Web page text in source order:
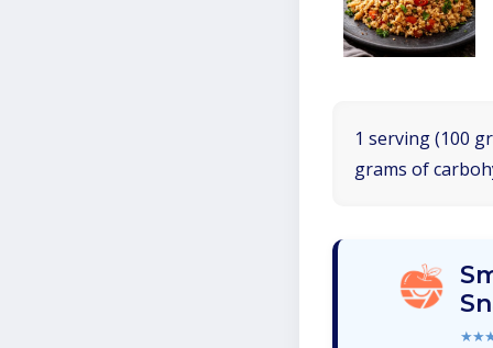
1 serving (100
grams of